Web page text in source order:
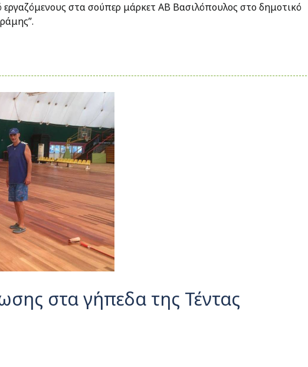
στα σούπερ μάρκετ ΑΒ Βασιλόπουλος στο δημοτικό
στα γήπεδα της Τέντας